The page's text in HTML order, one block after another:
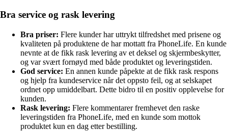
Bra service og rask levering
Bra priser: Flere kunder har uttrykt tilfredshet med prisene og
kvaliteten på produktene de har mottatt fra PhoneLife. En kunde
nevnte at de fikk rask levering av et deksel og skjermbeskytter,
og var svært fornøyd med både produktet og leveringstiden.
God service: En annen kunde påpekte at de fikk rask respons
og hjelp fra kundeservice når det oppsto feil, og at selskapet
ordnet opp umiddelbart. Dette bidro til en positiv opplevelse for
kunden.
Rask levering: Flere kommentarer fremhevet den raske
leveringstiden fra PhoneLife, med en kunde som mottok
produktet kun en dag etter bestilling.